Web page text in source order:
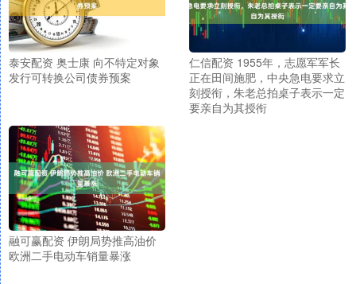
泰安配资 奥士康 向不特定对象
发行可转换公司债券预案
仁信配资 1955年，志愿军军长
正在田间施肥，中央急电要求立
刻授衔，朱老总拍桌子表示一定
要亲自为其授衔
融可赢配资 伊朗局势推高油价
欧洲二手电动车销量暴涨